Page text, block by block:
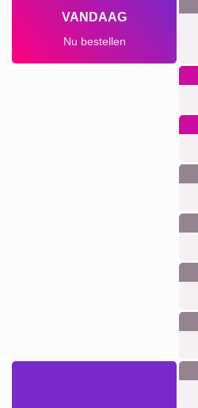
VANDAAG
Nu bestellen